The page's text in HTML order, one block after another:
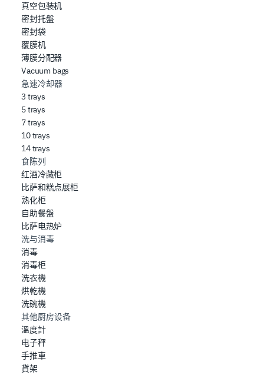
真空包装机
密封托盤
密封袋
覆膜机
薄膜分配器
Vacuum bags
急速冷却器
3 trays
5 trays
7 trays
10 trays
14 trays
食陈列
红酒冷藏柜
比萨和糕点展柜
熟化柜
自助餐盤
比萨电热炉
洗与消毒
消毒
消毒柜
洗衣機
烘乾機
洗碗機
其他厨房设备
溫度計
电子秤
手推車
貨架